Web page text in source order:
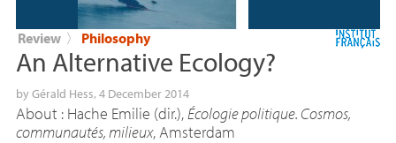
Review 〉 Philosophy
An Alternative Ecology?
byGérald Hess, 4 December 2014
About : Hache Emilie (dir.),Écologie politique. Cosmos,
communautés, milieux, Amsterdam